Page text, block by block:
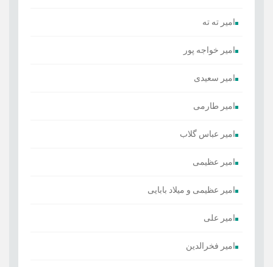
امیر ته ته
امیر خواجه پور
امیر سعیدی
امیر طارمی
امیر عباس گلاب
امیر عظیمی
امیر عظیمی و میلاد بابایی
امیر علی
امیر فخرالدین